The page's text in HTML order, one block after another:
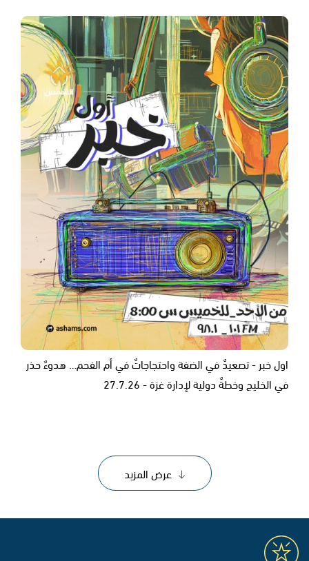
اول خبر - تصعيدٌ في الضفة واحتجاجاتٌ في أم الفحم… هدوءٌ حذر
في الخليج وخطةٌ دولية لإدارة غزة - 27.7.26
عرض المزيد